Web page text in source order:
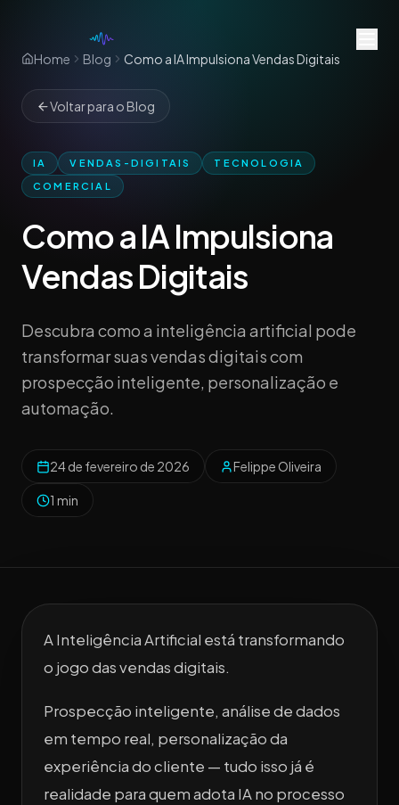
Home Blog Como a IA Impulsiona Vendas Digitais
Voltar para o Blog
IA VENDAS-DIGITAIS
TECNOLOGIA
COMERCIAL
Como a IA Impulsiona
Vendas Digitais
Descubra como a inteligência artificial pode
transformar suas vendas digitais com
prospecção inteligente, personalização e
automação.
24 de fevereiro de 2026 Felippe Oliveira
1 min
A Inteligência Artificial está transformando
o jogo das vendas digitais.
Prospecção inteligente, análise de dados
em tempo real, personalização da
experiência do cliente — tudo isso já é
realidade para quem adota IA no processo